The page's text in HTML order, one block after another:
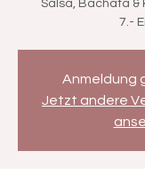
Salsa, Bachata &
7.-
Anmeldung
Jetzt andere